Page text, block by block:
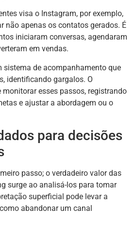
visa o Instagram, por exemplo,
não apenas os contatos gerados. É
iniciaram conversas, agendaram
em vendas.
sistema de acompanhamento que
identificando gargalos. O
monitorar esses passos, registrando
e ajustar a abordagem ou o
para decisões
passo; o verdadeiro valor das
surge ao analisá-los para tomar
superficial pode levar a
abandonar um canal